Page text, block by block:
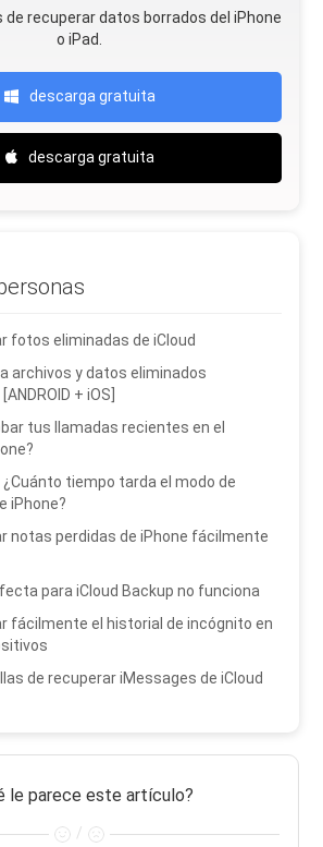
de recuperar datos borrados del iPhone
o iPad.
descarga gratuita
descarga gratuita
fotos eliminadas de iCloud
archivos y datos eliminados
+ iOS]
tus llamadas recientes en el
¿Cuánto tiempo tarda el modo de
iPhone?
notas perdidas de iPhone fácilmente
para iCloud Backup no funciona
fácilmente el historial de incógnito en
de recuperar iMessages de iCloud
le parece este artículo?
/